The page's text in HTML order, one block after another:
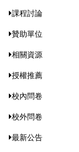
課程討論
贊助單位
相關資源
授權推薦
校內問卷
校外問卷
最新公告